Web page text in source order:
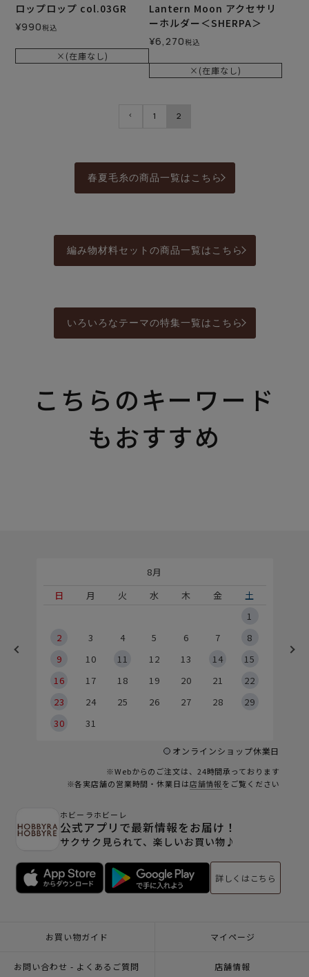
ロップロップ col.03GR
¥990税込
×(在庫なし)
Lantern Moon アクセサリ
ーホルダー＜SHERPA＞
¥6,270税込
×(在庫なし)
1 2
春夏毛糸の商品一覧はこちら
編み物材料セットの商品一覧はこちら
いろいろなテーマの特集一覧はこちら
こちらのキーワード
もおすすめ
8月
日
月 火 水 木 金
土
1
2
3 4 5 6 7
8
9
10 11 12 13 14
15
16
17 18 19 20 21
22
23
24 25 26 27 28
29
30
31
オンラインショップ休業日
※Webからのご注文は、24時間承っております
※各実店舗の営業時間・休業日は店舗情報をご覧ください
ホビーラホビーレ
公式アプリで最新情報をお届け！
サクサク見られて、楽しいお買い物♪
詳しくはこちら
お買い物ガイド マイページ
お問い合わせ - よくあるご質問 店舗情報